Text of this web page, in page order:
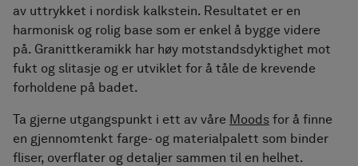
Håndkletørkere
Fliser i granittkeramikk
av uttrykket i nordisk kalkstein. Resultatet er en
harmonisk og rolig base som er enkel å bygge videre
på. Granittkeramikk har høy motstandsdyktighet mot
fukt og slitasje og er utviklet for å tåle de krevende
forholdene på badet.
Ta gjerne utgangspunkt i ett av våre Moods for å finne
en gjennomtenkt farge- og materialpalett som binder
fliser, overflater og detaljer sammen til en helhet.